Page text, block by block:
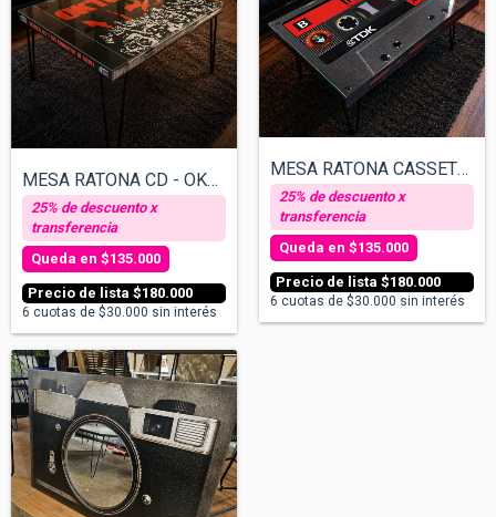
MESA RATONA CD - OKTUBRE
$180.000
$135.000
6 cuotas de $30.000 sin interés
MESA RATONA CASSETTE - INDIO PORCO
$180.000
$135.000
6 cuotas de $30.000 sin interés